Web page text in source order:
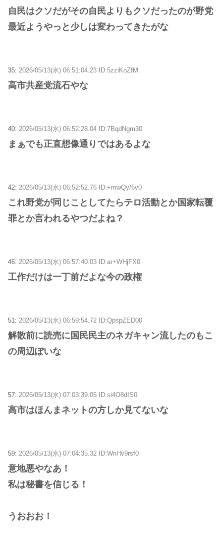
自民はクソだがその自民よりもクソだったのが野党
最近ようやっと少しは変わってきたがな
35: 2026/05/13(水) 06:51:04.23 ID:5zziKoZfM
高市共産党流石やな
40: 2026/05/13(水) 06:52:28.04 ID:7BqdNgm30
まぁでも正直想像通りではあるよな
42: 2026/05/13(水) 06:52:52.76 ID:+mwQy/6v0
これ野党が同じことしてたらテロ活動とか国家転覆
罪とか言われるやつだよね？
46: 2026/05/13(水) 06:57:40.03 ID:ar+WHjFX0
工作だけは一丁前だよな今の政権
51: 2026/05/13(水) 06:59:54.72 ID:QpspZED00
解散前に読売に国民民主のネガキャン流したのもこ
の周辺ぽいな
57: 2026/05/13(水) 07:03:39.05 ID:si4O8dIS0
高市はほんまネットの方しか見てないな
59: 2026/05/13(水) 07:04:35.32 ID:WnHv9rsf0
意地悪やなあ！
私は秘書を信じる！
うおおお！